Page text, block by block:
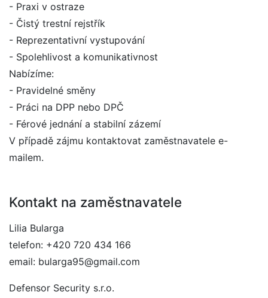
- Praxi v ostraze
- Čistý trestní rejstřík
- Reprezentativní vystupování
- Spolehlivost a komunikativnost
Nabízíme:
- Pravidelné směny
- Práci na DPP nebo DPČ
- Férové jednání a stabilní zázemí
V případě zájmu kontaktovat zaměstnavatele e-
mailem.
Kontakt na zaměstnavatele
Lilia Bularga
telefon: +420 720 434 166
email: bularga95@gmail.com
Defensor Security s.r.o.